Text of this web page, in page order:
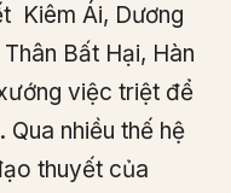
Kiêm Ái, Dương
Bất Hại, Hàn
việc triệt để
nhiều thế hệ
thuyết của